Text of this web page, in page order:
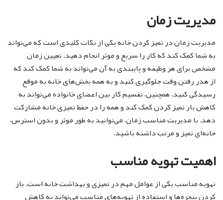
مدیریت زمان
مدیریت زمان در تمیز کردن خانه یکی از نکات کلیدی است که می‌تواند
به شما کمک کند که کار را سریع و موثر انجام دهید. تعیین زمان
مشخص برای هر وظیفه و پایبندی به آن می‌تواند به شما کمک کند که
از هدر رفتن وقت جلوگیری کنید و به همه بخش‌های خانه به موقع
رسیدگی کنید. همچنین، تقسیم کار بین اعضای خانواده می‌تواند به
کاهش بار تمیز کردن کمک کند و همه را در حفظ تمیزی خانه مشارکت
دهد. با مدیریت مناسب زمان، می‌توانید به طور موثر و بدون استرس،
خانه‌ای تمیز و مرتب داشته باشید.
اهمیت تهویه مناسب
تهویه مناسب یکی از عوامل مهم در تمیزی و بهداشت خانه است. باز
کردن پنجره‌ها و استفاده از تهویه‌های مناسب می‌تواند به کاهش